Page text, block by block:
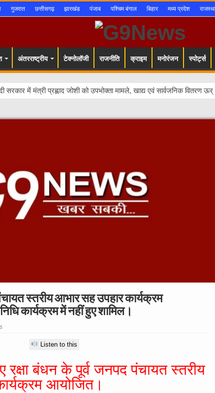
गुजरात छत्तीसगढ़ झारखंड पंजाब पश्चिम बंगाल बिहार मध्य प्रदेश
अंतरराष्ट्रीय टेक्नोलॉजी राजनीति क्राइम मनोरंजन स्पोर्ट्स
सरकार में मंत्री प्रह्लाद जोशी को उपभोक्ता मामले, खाद्य एवं सार्वजनिक वितरण
स्तरीय आभार सह उपहार कार्यक्रम
कार्यक्रम में नहीं हुए शामिल।
Listen to this
रक्षा बंधन के पूर्व जनपद पंचायत स्तरीय
आयोजित।